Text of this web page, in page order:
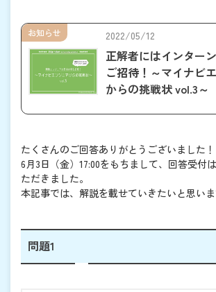
2022/05/12
正解者にはインター
ご招待！～マイナビ
からの挑戦状 vol.3～
お知らせ
たくさんのご回答ありがとうございました！
6月3日（金）17:00をもちまして、回答受付
ただきました。
本記事では、解説を載せていきたいと思いま
問題1